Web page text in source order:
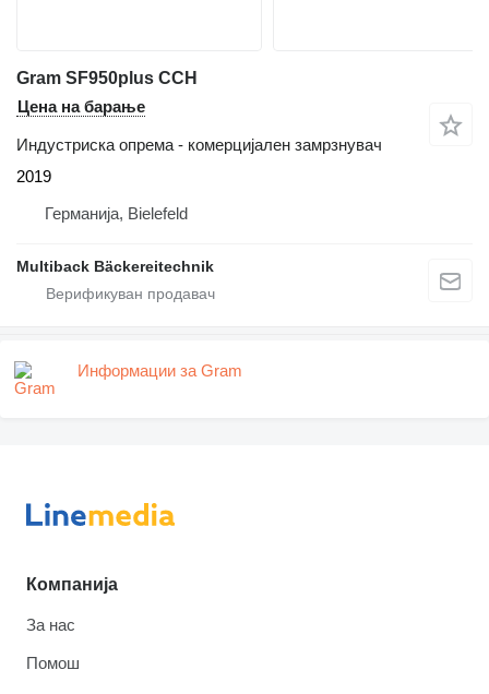
Gram SF950plus CCH
Цена на барање
Индустриска опрема - комерцијален замрзнувач
2019
Германија, Bielefeld
Multiback Bäckereitechnik
Информации за Gram
Компанија
За нас
Помош